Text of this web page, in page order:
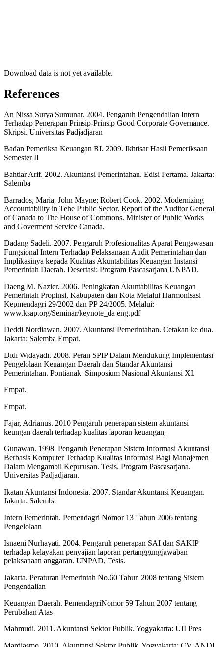
Download data is not yet available.
References
An Nissa Surya Sumunar. 2004. Pengaruh Pengendalian Intern
Terhadap Penerapan Prinsip-Prinsip Good Corporate Governance.
Skripsi. Universitas Padjadjaran
Badan Pemeriksa Keuangan RI. 2009. Ikhtisar Hasil Pemeriksaan
Semester II
Bahtiar Arif. 2002. Akuntansi Pemerintahan. Edisi Pertama. Jakarta:
Salemba
Barrados, Maria; John Mayne; Robert Cook. 2002. Modernizing
Accountability in Tehe Public Sector. Report of the Auditor General
of Canada to The House of Commons. Minister of Public Works
and Goverment Service Canada.
Dadang Sadeli. 2007. Pengaruh Profesionalitas Aparat Pengawasan
Fungsional Intern Terhadap Pelaksanaan Audit Pemerintahan dan
Implikasinya kepada Kualitas Akuntabilitas Keuangan Instansi
Pemerintah Daerah. Desertasi: Program Pascasarjana UNPAD.
Daeng M. Nazier. 2006. Peningkatan Akuntabilitas Keuangan
Pemerintah Propinsi, Kabupaten dan Kota Melalui Harmonisasi
Kepmendagri 29/2002 dan PP 24/2005. Melalui:
www.ksap.org/Seminar/keynote_da eng.pdf
Deddi Nordiawan. 2007. Akuntansi Pemerintahan. Cetakan ke dua.
Jakarta: Salemba Empat.
Didi Widayadi. 2008. Peran SPIP Dalam Mendukung Implementasi
Pengelolaan Keuangan Daerah dan Standar Akuntansi
Pemerintahan. Pontianak: Simposium Nasional Akuntansi XI.
Empat.
Empat.
Fajar, Adrianus. 2010 Pengaruh penerapan sistem akuntansi
keungan daerah terhadap kualitas laporan keuangan,
Gunawan. 1998. Pengaruh Penerapan Sistem Informasi Akuntansi
Berbasis Komputer Terhadap Kualitas Informasi Bagi Manajemen
Dalam Mengambil Keputusan. Tesis. Program Pascasarjana.
Universitas Padjadjaran.
Ikatan Akuntansi Indonesia. 2007. Standar Akuntansi Keuangan.
Jakarta: Salemba
Intern Pemerintah. Pemendagri Nomor 13 Tahun 2006 tentang
Pengelolaan
Isnaeni Nurhayati. 2004. Pengaruh penerapan SAI dan SAKIP
terhadap kelayakan penyajian laporan pertanggungjawaban
pelaksanaan anggaran. UNPAD, Tesis.
Jakarta. Peraturan Pemerintah No.60 Tahun 2008 tentang Sistem
Pengendalian
Keuangan Daerah. PemendagriNomor 59 Tahun 2007 tentang
Perubahan Atas
Mahmudi. 2011. Akuntansi Sektor Publik. Yogyakarta: UII Pres